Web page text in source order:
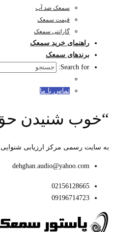
سمعک ضد آب
قیمت سمعک
گارانتی سمعک
راهنمای خرید سمعک
برندهای سمعک
Search for:
تماس با ما
“خوب شنیدن
به سایت رسمی مرکز ارزیابی شنوایی
dehghan.audio@yahoo.com
02156128665
09196714723